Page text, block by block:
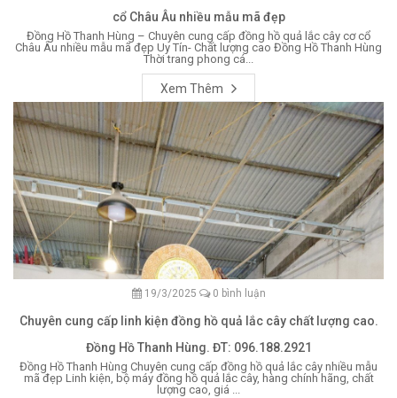
cổ Châu Âu nhiều mẫu mã đẹp
Đồng Hồ Thanh Hùng – Chuyên cung cấp đồng hồ quả lắc cây cơ cổ
Châu Âu nhiều mẫu mã đẹp Uy Tín- Chất lượng cao Đồng Hồ Thanh Hùng
Thời trang phong cá...
Xem Thêm
19/3/2025 0 bình luận
Chuyên cung cấp linh kiện đồng hồ quả lắc cây chất lượng cao.
Đồng Hồ Thanh Hùng. ĐT: 096.188.2921
Đồng Hồ Thanh Hùng Chuyên cung cấp đồng hồ quả lắc cây nhiều mẫu
mã đẹp Linh kiện, bộ máy đồng hồ quả lắc cây, hàng chính hãng, chất
lượng cao, giá ...